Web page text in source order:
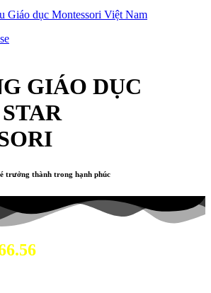
Giáo dục Montessori Việt Nam
GIÁO DỤC
trưởng thành trong hạnh phúc